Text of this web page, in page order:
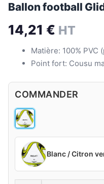
Ballon football
14,21 € HT
Matière: 100% PVC
Point fort: Cousu
COMMANDER
Blanc / Citron